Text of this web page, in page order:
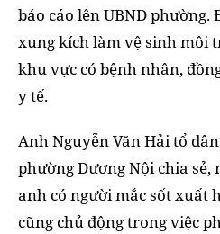
báo cáo lên UBND
xung kích làm vệ sinh môi
khu vực có bệnh nhân,
y tế.
Anh Nguyễn Văn Hải tổ
phường Dương Nội chia sẻ,
anh có người mắc sốt xuất
cũng chủ động trong việc